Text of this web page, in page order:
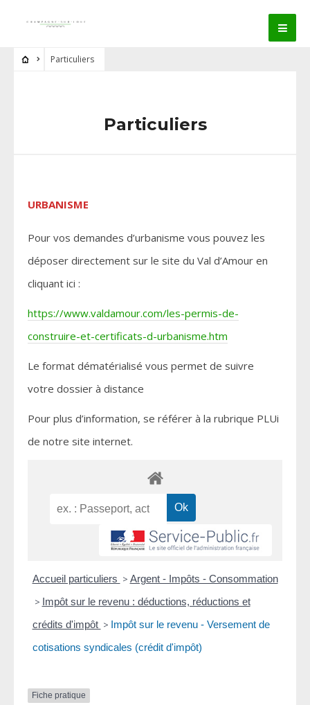
Particuliers
Particuliers
URBANISME
Pour vos demandes d’urbanisme vous pouvez les
déposer directement sur le site du Val d’Amour en
cliquant ici :
https://www.valdamour.com/les-permis-de-
construire-et-certificats-d-urbanisme.htm
Le format dématérialisé vous permet de suivre
votre dossier à distance
Pour plus d’information, se référer à la rubrique PLUi
de notre site internet.
Accueil particuliers > Argent - Impôts - Consommation
> Impôt sur le revenu : déductions, réductions et
crédits d'impôt > Impôt sur le revenu - Versement de
cotisations syndicales (crédit d'impôt)
Fiche pratique